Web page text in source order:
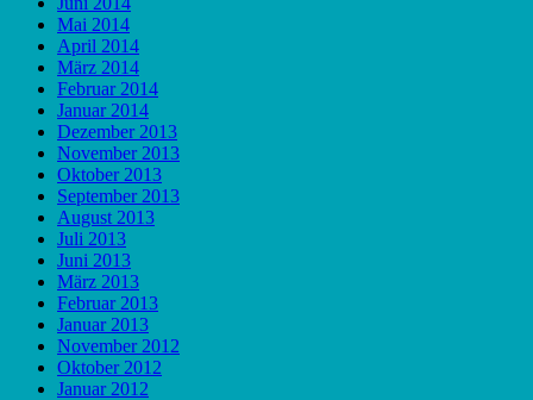
Mai 2014
April 2014
März 2014
Februar 2014
Januar 2014
Dezember 2013
November 2013
Oktober 2013
September 2013
August 2013
Juli 2013
Juni 2013
März 2013
Februar 2013
Januar 2013
November 2012
Oktober 2012
Januar 2012